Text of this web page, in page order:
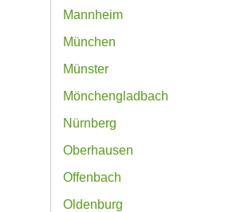
Mannheim
München
Münster
Mönchengladbach
Nürnberg
Oberhausen
Offenbach
Oldenburg